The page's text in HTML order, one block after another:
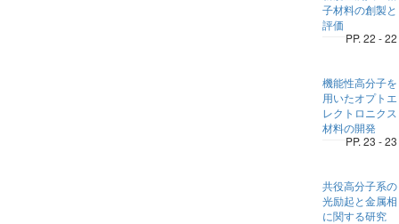
子材料の創製と
評価
PP. 22 - 22
機能性高分子を
用いたオプトエ
レクトロニクス
材料の開発
PP. 23 - 23
共役高分子系の
光励起と金属相
に関する研究